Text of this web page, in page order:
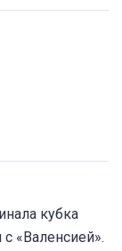
кубка
«Валенсией».